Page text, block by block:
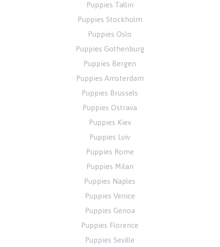
Puppies Tallin
Puppies Stockholm
Puppies Oslo
Puppies Gothenburg
Puppies Bergen
Puppies Amsterdam
Puppies Brussels
Puppies Ostrava
Puppies Kiev
Puppies Lviv
Puppies Rome
Puppies Milan
Puppies Naples
Puppies Venice
Puppies Genoa
Puppies Florence
Puppies Seville